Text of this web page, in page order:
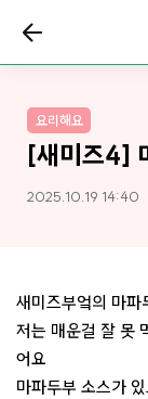
요리해요
[새미즈4]
2025.10.19 14:40
새미즈부엌의 마파
저는 매운걸 잘 못
어요
마파두부 소스가